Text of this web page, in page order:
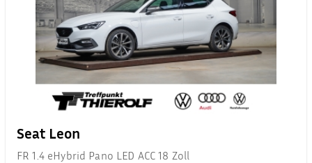
Seat Leon
FR 1.4 eHybrid Pano LED ACC 18 Zoll